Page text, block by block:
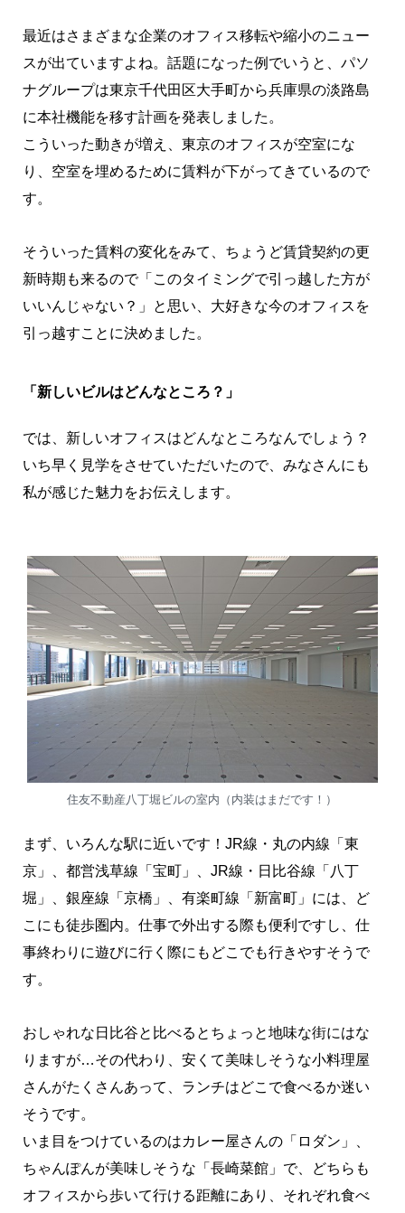
最近はさまざまな企業のオフィス移転や縮小のニュー
スが出ていますよね。話題になった例でいうと、パソ
ナグループは東京千代田区大手町から兵庫県の淡路島
に本社機能を移す計画を発表しました。
こういった動きが増え、東京のオフィスが空室にな
り、空室を埋めるために賃料が下がってきているので
す。
そういった賃料の変化をみて、ちょうど賃貸契約の更
新時期も来るので「このタイミングで引っ越した方が
いいんじゃない？」と思い、大好きな今のオフィスを
引っ越すことに決めました。
「新しいビルはどんなところ？」
では、新しいオフィスはどんなところなんでしょう？
いち早く見学をさせていただいたので、みなさんにも
私が感じた魅力をお伝えします。
住友不動産八丁堀ビルの室内（内装はまだです！）
まず、いろんな駅に近いです！JR線・丸の内線「東
京」、都営浅草線「宝町」、JR線・日比谷線「八丁
堀」、銀座線「京橋」、有楽町線「新富町」には、ど
こにも徒歩圏内。仕事で外出する際も便利ですし、仕
事終わりに遊びに行く際にもどこでも行きやすそうで
す。
おしゃれな日比谷と比べるとちょっと地味な街にはな
りますが…その代わり、安くて美味しそうな小料理屋
さんがたくさんあって、ランチはどこで食べるか迷い
そうです。
いま目をつけているのはカレー屋さんの「ロダン」、
ちゃんぽんが美味しそうな「長崎菜館」で、どちらも
オフィスから歩いて行ける距離にあり、それぞれ食べ